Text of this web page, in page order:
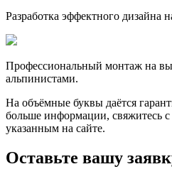
Разработка эффектного дизайна
Профессиональный монтаж на
альпинистами.
На объёмные буквы даётся
больше информации, свяжитесь
указанным на сайте.
Оставьте вашу